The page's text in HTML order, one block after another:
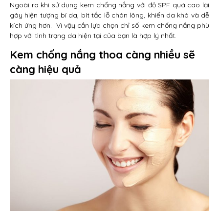
Ngoài ra khi sử dụng kem chống nắng với độ SPF quá cao lại
gây hiện tượng bí da, bít tắc lỗ chân lông, khiến da khô và dễ
kích ứng hơn. Vì vậy cần lựa chọn chỉ số kem chống nắng phù
hợp với tình trạng da hiện tại của bạn là hợp lý nhất.
Kem chống nắng thoa càng nhiều sẽ
càng hiệu quả